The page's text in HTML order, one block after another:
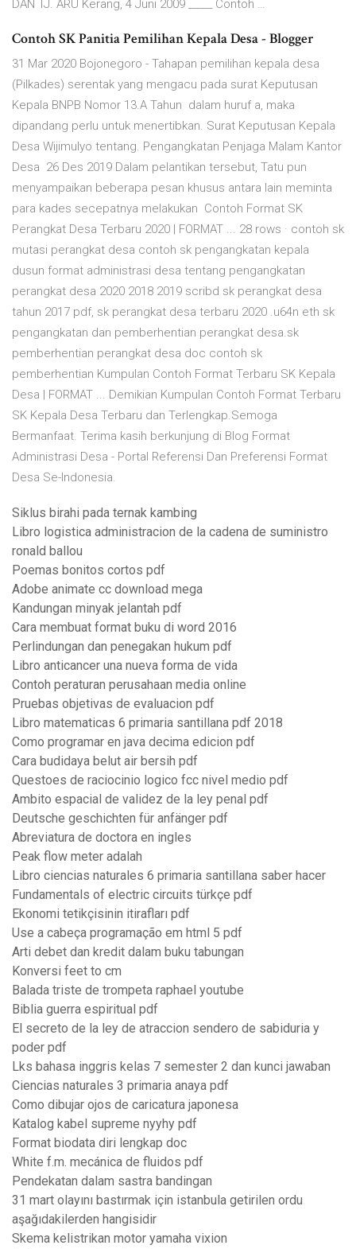
DAN TJ. ARU Kerang, 4 Juni 2009 _____ Contoh …
Contoh SK Panitia Pemilihan Kepala Desa - Blogger
31 Mar 2020 Bojonegoro - Tahapan pemilihan kepala desa
(Pilkades) serentak yang mengacu pada surat Keputusan
Kepala BNPB Nomor 13.A Tahun dalam huruf a, maka
dipandang perlu untuk menertibkan. Surat Keputusan Kepala
Desa Wijimulyo tentang. Pengangkatan Penjaga Malam Kantor
Desa 26 Des 2019 Dalam pelantikan tersebut, Tatu pun
menyampaikan beberapa pesan khusus antara lain meminta
para kades secepatnya melakukan Contoh Format SK
Perangkat Desa Terbaru 2020 | FORMAT ... 28 rows · contoh sk
mutasi perangkat desa contoh sk pengangkatan kepala
dusun format administrasi desa tentang pengangkatan
perangkat desa 2020 2018 2019 scribd sk perangkat desa
tahun 2017 pdf, sk perangkat desa terbaru 2020 .u64n eth sk
pengangkatan dan pemberhentian perangkat desa.sk
pemberhentian perangkat desa doc contoh sk
pemberhentian Kumpulan Contoh Format Terbaru SK Kepala
Desa | FORMAT ... Demikian Kumpulan Contoh Format Terbaru
SK Kepala Desa Terbaru dan Terlengkap.Semoga
Bermanfaat. Terima kasih berkunjung di Blog Format
Administrasi Desa - Portal Referensi Dan Preferensi Format
Desa Se-Indonesia.
Siklus birahi pada ternak kambing
Libro logistica administracion de la cadena de suministro
ronald ballou
Poemas bonitos cortos pdf
Adobe animate cc download mega
Kandungan minyak jelantah pdf
Cara membuat format buku di word 2016
Perlindungan dan penegakan hukum pdf
Libro anticancer una nueva forma de vida
Contoh peraturan perusahaan media online
Pruebas objetivas de evaluacion pdf
Libro matematicas 6 primaria santillana pdf 2018
Como programar en java decima edicion pdf
Cara budidaya belut air bersih pdf
Questoes de raciocinio logico fcc nivel medio pdf
Ambito espacial de validez de la ley penal pdf
Deutsche geschichten für anfänger pdf
Abreviatura de doctora en ingles
Peak flow meter adalah
Libro ciencias naturales 6 primaria santillana saber hacer
Fundamentals of electric circuits türkçe pdf
Ekonomi tetikçisinin itirafları pdf
Use a cabeça programação em html 5 pdf
Arti debet dan kredit dalam buku tabungan
Konversi feet to cm
Balada triste de trompeta raphael youtube
Biblia guerra espiritual pdf
El secreto de la ley de atraccion sendero de sabiduria y
poder pdf
Lks bahasa inggris kelas 7 semester 2 dan kunci jawaban
Ciencias naturales 3 primaria anaya pdf
Como dibujar ojos de caricatura japonesa
Katalog kabel supreme nyyhy pdf
Format biodata diri lengkap doc
White f.m. mecánica de fluidos pdf
Pendekatan dalam sastra bandingan
31 mart olayını bastırmak için istanbula getirilen ordu
aşağıdakilerden hangisidir
Skema kelistrikan motor yamaha vixion